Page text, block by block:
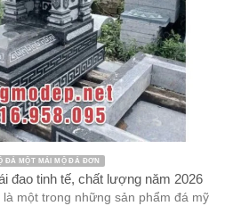
ĐÁ MỘT MÁI MỘ ĐÁ ĐƠN
đao tinh tế, chất lượng năm 2026
một trong những sản phẩm đá mỹ